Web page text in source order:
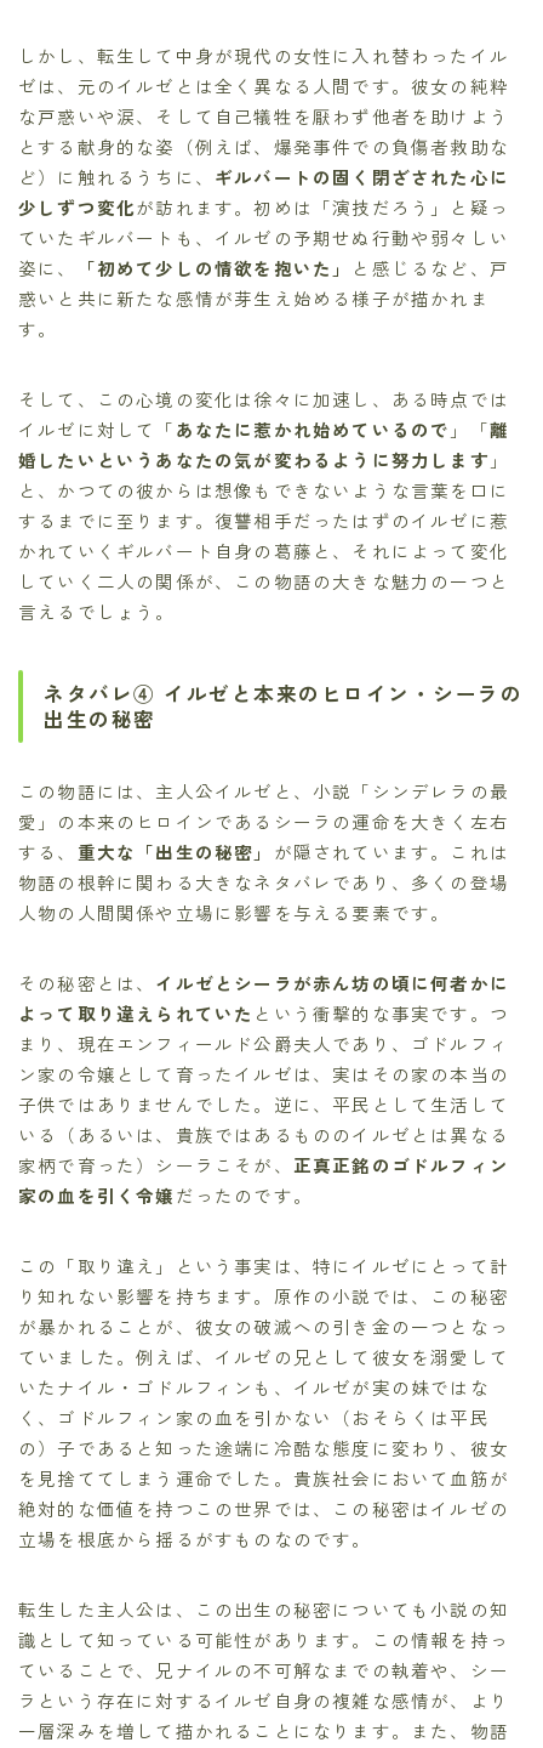
しかし、転生して中身が現代の女性に入れ替わったイル
ゼは、元のイルゼとは全く異なる人間です。彼女の純粋
な戸惑いや涙、そして自己犠牲を厭わず他者を助けよう
とする献身的な姿（例えば、爆発事件での負傷者救助な
ど）に触れるうちに、 ギルバートの固く閉ざされた心に
少しずつ変化が訪れます。初めは「演技だろう」と疑っ
ていたギルバートも、イルゼの予期せぬ行動や弱々しい
姿に、
「初めて少しの情欲を抱いた」
と感じるなど、戸
惑いと共に新たな感情が芽生え始める様子が描かれま
す。
そして、この心境の変化は徐々に加速し、ある時点では
イルゼに対して「あなたに惹かれ始めているので 」「離
婚したいというあなたの気が変わるように努力します 」
と、かつての彼からは想像もできないような言葉を口に
するまでに至ります。復讐相手だったはずのイルゼに惹
かれていくギルバート自身の葛藤と、それによって変化
していく二人の関係が、この物語の大きな魅力の一つと
言えるでしょう。
ネタバレ④ イルゼと本来のヒロイン・シーラの
出生の秘密
この物語には、主人公イルゼと、小説「シンデレラの最
愛」の本来のヒロインであるシーラの運命を大きく左右
する、 重大な「出生の秘密」 が隠されています。これは
物語の根幹に関わる大きなネタバレであり、多くの登場
人物の人間関係や立場に影響を与える要素です。
その秘密とは、 イルゼとシーラが赤ん坊の頃に何者かに
よって取り違えられていた という衝撃的な事実です。つ
まり、現在エンフィールド公爵夫人であり、ゴドルフィ
ン家の令嬢として育ったイルゼは、実はその家の本当の
子供ではありませんでした。逆に、平民として生活して
いる（あるいは、貴族ではあるもののイルゼとは異なる
家柄で育った）シーラこそが、 正真正銘のゴドルフィン
家の血を引く令嬢だったのです。
この「取り違え」という事実は、特にイルゼにとって計
り知れない影響を持ちます。原作の小説では、この秘密
が暴かれることが、彼女の破滅への引き金の一つとなっ
ていました。例えば、イルゼの兄として彼女を溺愛して
いたナイル・ゴドルフィンも、イルゼが実の妹ではな
く、ゴドルフィン家の血を引かない（おそらくは平民
の）子であると知った途端に冷酷な態度に変わり、彼女
を見捨ててしまう運命でした。貴族社会において血筋が
絶対的な価値を持つこの世界では、この秘密はイルゼの
立場を根底から揺るがすものなのです。
転生した主人公は、この出生の秘密についても小説の知
識として知っている可能性があります。この情報を持っ
ていることで、兄ナイルの不可解なまでの執着や、シー
ラという存在に対するイルゼ自身の複雑な感情が、より
一層深みを増して描かれることになります。また、物語